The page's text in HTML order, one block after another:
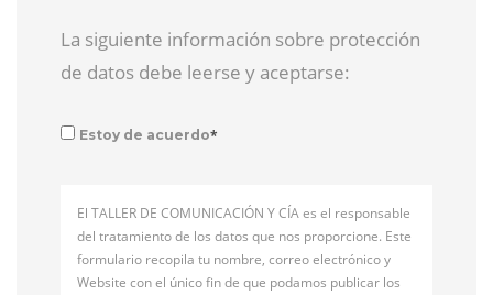
La siguiente información sobre protección
de datos debe leerse y aceptarse:
Estoy de acuerdo*
El TALLER DE COMUNICACIÓN Y CÍA es el responsable
del tratamiento de los datos que nos proporcione. Este
formulario recopila tu nombre, correo electrónico y
Website con el único fin de que podamos publicar los